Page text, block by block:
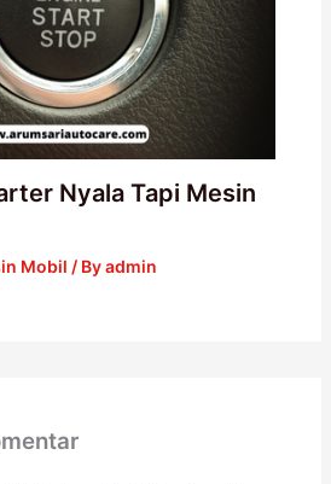
Nyala Tapi Mesin
Mobil / Byadmin